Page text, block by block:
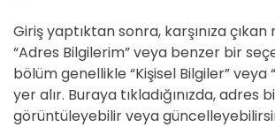
Giriş yaptıktan sonra, karşınıza
“Adres Bilgilerim” veya benzer bir
bölüm genellikle “Kişisel Bilgiler” veya
yer alır. Buraya tıkladığınızda, adres
görüntüleyebilir veya